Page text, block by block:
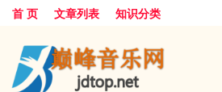
首 页 文章列表 知识分类